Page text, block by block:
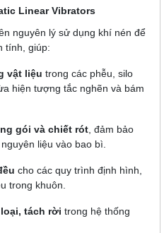
Linear Vibrators
nguyên lý sử dụng khí nén để
tính, giúp:
vật liệu trong các phễu, silo
hiện tượng tắc nghẽn và bám
gói và chiết rót , đảm bảo
liệu vào bao bì.
cho các quy trình định hình,
trong khuôn.
tách rời trong hệ thống